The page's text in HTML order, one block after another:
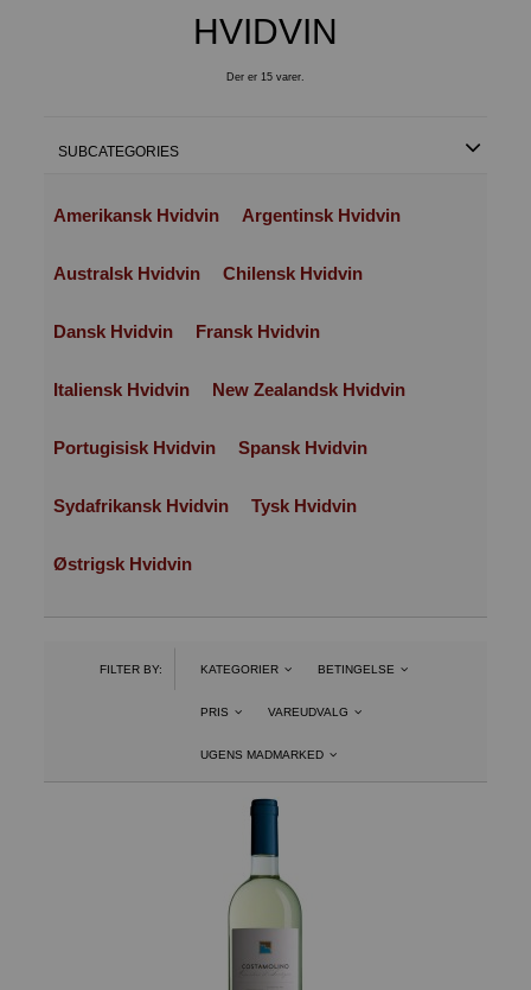
HVIDVIN
Der er 15 varer.
SUBCATEGORIES
Amerikansk Hvidvin Argentinsk Hvidvin
Australsk Hvidvin Chilensk Hvidvin
Dansk Hvidvin Fransk Hvidvin
Italiensk Hvidvin New Zealandsk Hvidvin
Portugisisk Hvidvin Spansk Hvidvin
Sydafrikansk Hvidvin Tysk Hvidvin
Østrigsk Hvidvin
FILTER BY: KATEGORIER BETINGELSE
PRIS VAREUDVALG
UGENS MADMARKED